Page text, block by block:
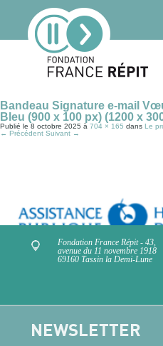
Bandeau Signature e-mail
Bleu (900 x 100 px) (1200 x
Publié le 8 octobre 2025 à 704 × 165 dans Le
← Précédent Suivant →
Fondation France Répit - 43,
avenue du 11 novembre 1918
69160 Tassin la Demi-Lune
NEWSLETTER